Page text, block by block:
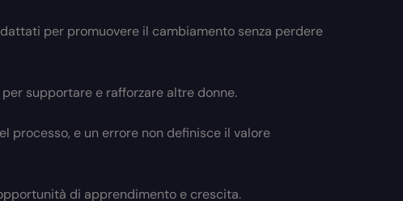
per promuovere il cambiamento senza perdere
supportare e rafforzare altre donne.
processo, e un errore non definisce il valore
di apprendimento e crescita.